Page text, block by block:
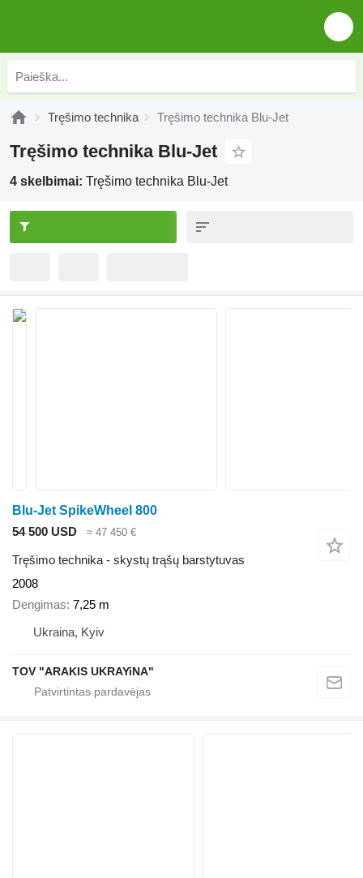
Tręšimo technika Tręšimo technika Blu-Jet
Tręšimo technika Blu-Jet
4 skelbimai: Tręšimo technika Blu-Jet
Blu-Jet SpikeWheel 800
54 500 USD
≈ 47 450 €
Tręšimo technika - skystų trąšų barstytuvas
2008
Dengimas 7,25 m
Ukraina, Kyiv
TOV "ARAKIS UKRAYiNA"